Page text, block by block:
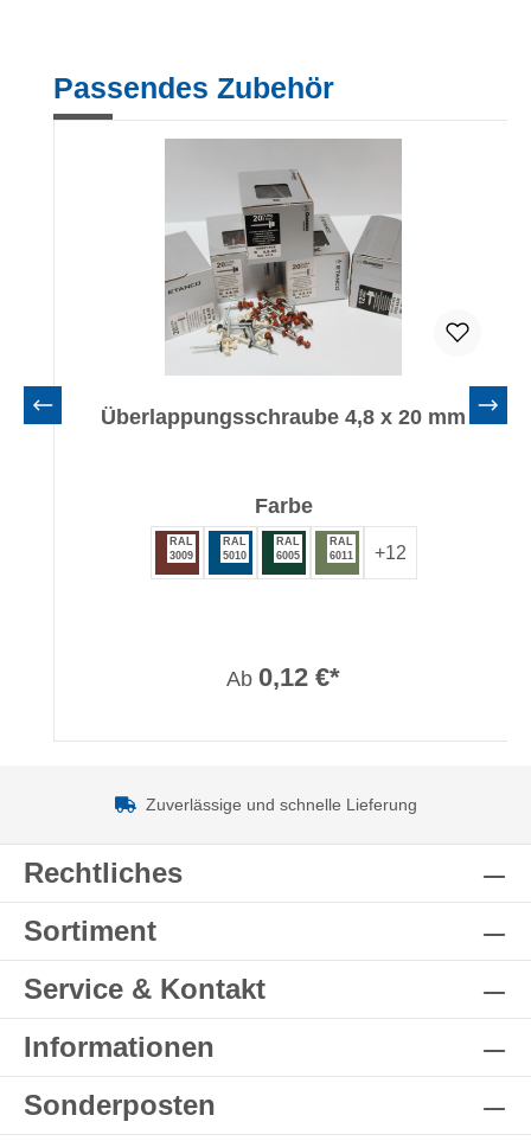
Produktgalerie überspringen
Passendes Zubehör
Überlappungsschraube 4,8 x 20 mm
Farbeauswählen
RAL
3009
RAL
5010
RAL
6005
RAL
6011
+12
Ab 0,12 €*
Zuverlässige und schnelle Lieferung
Rechtliches
Sortiment
Service & Kontakt
Informationen
Sonderposten